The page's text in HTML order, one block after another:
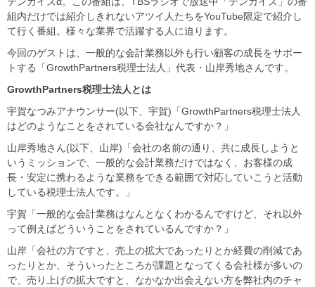
組内だけでは紹介しきれないアツイ人たちをYouTube限定で紹介し
て行く番組。様々な業界で活躍する人に迫ります。
今回のゲストは、一般的な会計業務以外も行い顧客の成長をサポー
トする「GrowthPartners税理士法人」代表・山岸秀地さんです。
GrowthPartners税理士法人とは
宇賀なつみアナウンサー(以下、宇賀)「GrowthPartners税理士法人
はどのようなことをされている会社なんですか？」
山岸秀地さん(以下、山岸)「会社の名前の通り、共に成長しようと
いうミッションで、一般的な会計業務だけではなく、お客様の成
長・安定に携わるような業務をできる範囲で対応していこうと活動
している税理士法人です。」
宇賀「一般的な会計業務はなんとなくわかるんですけど、それ以外
って例えばどういうことをされているんですか？」
山岸「会社の方ですと、売上の拡大であったりとか経費の削減であ
ったりとか、そういったところが課題となってくる会社様が多いの
で、売り上げの拡大ですと、なかなか出会えない方を弊社内のチャ